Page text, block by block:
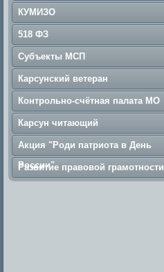
КУМИЗО
518 ФЗ
Субъекты МСП
Карсунский ветеран
Контрольно-счётная палата МО
Карсун читающий
Акция "Роди патриота в День
России"
Развитие правовой грамотности